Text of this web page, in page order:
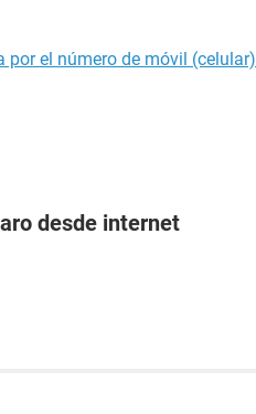
por el número de móvil (celular)
desde internet